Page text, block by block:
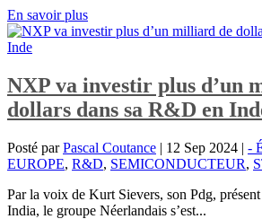
En savoir plus
NXP va investir plus d’un
dollars dans sa R&D en
Posté parPascal Coutance | 12 Sep 2024 | -
EUROPE, R&D, SEMICONDUCTEUR,
Par la voix de Kurt Sievers, son Pdg,
India, le groupe Néerlandais s’est...